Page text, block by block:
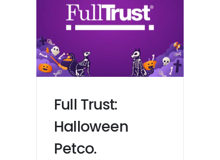
Full Trust:
Halloween
Petco.